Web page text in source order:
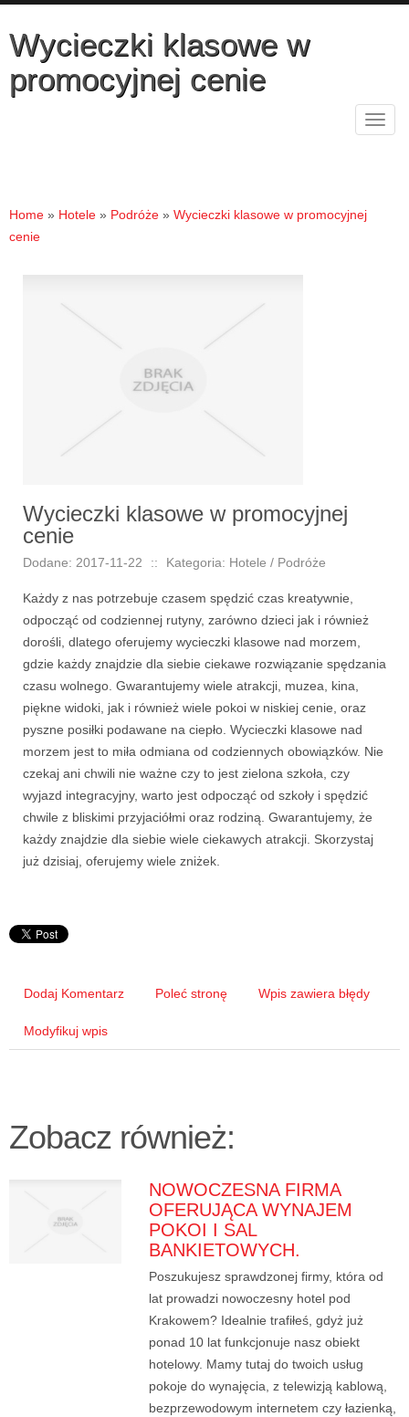
Wycieczki klasowe w
promocyjnej cenie
Home » Hotele » Podróże » Wycieczki klasowe w promocyjnej
cenie
Wycieczki klasowe w promocyjnej
cenie
Dodane: 2017-11-22 :: Kategoria: Hotele / Podróże
Każdy z nas potrzebuje czasem spędzić czas kreatywnie,
odpocząć od codziennej rutyny, zarówno dzieci jak i również
dorośli, dlatego oferujemy wycieczki klasowe nad morzem,
gdzie każdy znajdzie dla siebie ciekawe rozwiązanie spędzania
czasu wolnego. Gwarantujemy wiele atrakcji, muzea, kina,
piękne widoki, jak i również wiele pokoi w niskiej cenie, oraz
pyszne posiłki podawane na ciepło. Wycieczki klasowe nad
morzem jest to miła odmiana od codziennych obowiązków. Nie
czekaj ani chwili nie ważne czy to jest zielona szkoła, czy
wyjazd integracyjny, warto jest odpocząć od szkoły i spędzić
chwile z bliskimi przyjaciółmi oraz rodziną. Gwarantujemy, że
każdy znajdzie dla siebie wiele ciekawych atrakcji. Skorzystaj
już dzisiaj, oferujemy wiele zniżek.
Dodaj Komentarz Poleć stronę Wpis zawiera błędy
Modyfikuj wpis
Zobacz również:
NOWOCZESNA FIRMA
OFERUJĄCA WYNAJEM
POKOI I SAL
BANKIETOWYCH.
Poszukujesz sprawdzonej firmy, która od
lat prowadzi nowoczesny hotel pod
Krakowem? Idealnie trafiłeś, gdyż już
ponad 10 lat funkcjonuje nasz obiekt
hotelowy. Mamy tutaj do twoich usług
pokoje do wynajęcia, z telewizją kablową,
bezprzewodowym internetem czy łazienką,